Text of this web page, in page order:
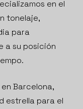
en el
tonelaje,
para
a su posición
Barcelona,
estrella para el